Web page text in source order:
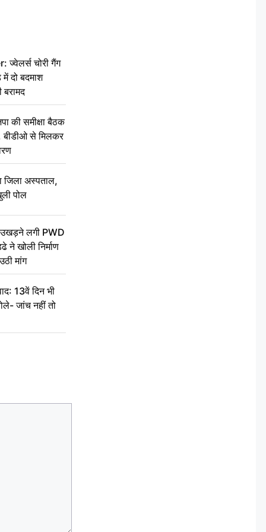
चोरी गैंग
दो बदमाश
की समीक्षा बैठक
बीडीओ से मिलकर
जिला अस्पताल,
पोल
लगी PWD
खोली निर्माण
मांग
13वें दिन भी
जांच नहीं तो